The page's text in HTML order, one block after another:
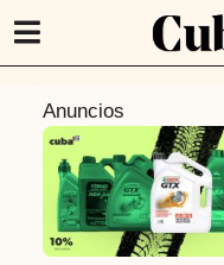
Anuncios